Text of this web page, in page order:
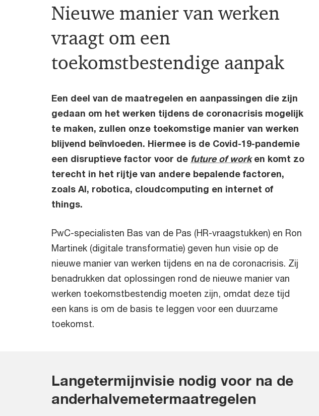
Nieuwe manier van werken
vraagt om een
toekomstbestendige aanpak
Een deel van de maatregelen en aanpassingen die zijn
gedaan om het werken tijdens de coronacrisis mogelijk
te maken, zullen onze toekomstige manier van werken
blijvend beïnvloeden. Hiermee is de Covid-19-pandemie
een disruptieve factor voor de future of worken komt zo
terecht in het rijtje van andere bepalende factoren,
zoals AI, robotica, cloudcomputing en internet of
things.
PwC-specialisten Bas van de Pas (HR-vraagstukken) en Ron
Martinek (digitale transformatie) geven hun visie op de
nieuwe manier van werken tijdens en na de coronacrisis. Zij
benadrukken dat oplossingen rond de nieuwe manier van
werken toekomstbestendig moeten zijn, omdat deze tijd
een kans is om de basis te leggen voor een duurzame
toekomst.
Langetermijnvisie nodig voor na de
anderhalvemetermaatregelen